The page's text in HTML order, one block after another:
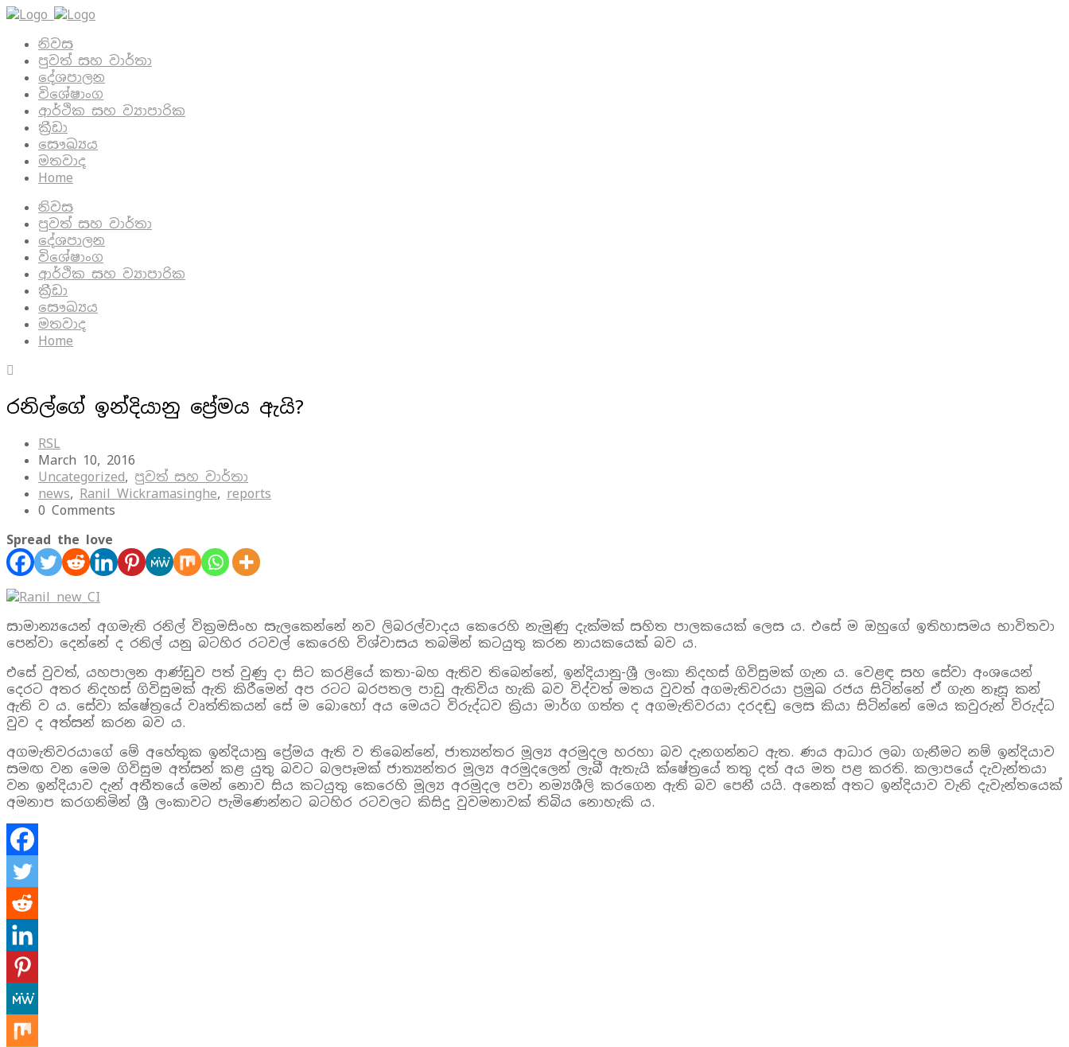
නිවස
පුවත් සහ වාර්තා
දේශපාලන
විශේෂාංග
ආර්ථික සහ ව්‍යාපාරික
ක්‍රීඩා
සෞඛ්‍යය
මතවාද
Home
නිවස
පුවත් සහ වාර්තා
දේශපාලන
විශේෂාංග
ආර්ථික සහ ව්‍යාපාරික
ක්‍රීඩා
සෞඛ්‍යය
මතවාද
Home
රනිල්ගේ ඉන්දියානු ප්‍රේමය ඇයි?
RSL
March 10, 2016
Uncategorized, පුවත් සහ වාර්තා
news, Ranil Wickramasinghe, reports
0 Comments
Spread the love
සාමාන්‍යයෙන් අගමැති රනිල් වික්‍රමසිංහ සැලකෙන්නේ නව ලිබරල්වාදය කෙරෙහි නැමුණු දැක්මක් සහිත පාලකයෙක් ලෙස ය. එසේ ම ඔහුගේ ඉතිහාසමය භාවිතවා
පෙන්වා දෙන්නේ ද රනිල් යනු බටහිර රටවල් කෙරෙහි විශ්වාසය තබමින් කටයුතු කරන නායකයෙක් බව ය.
එසේ වුවත්, යහපාලන ආණ්ඩුව පත් වුණු දා සිට කරළියේ කතා-බහ ඇතිව තිබෙන්නේ, ඉන්දියානු-ශ්‍රී ලංකා නිදහස් ගිවිසුමක් ගැන ය. වෙළඳ සහ සේවා අංශයෙන්
දෙරට අතර නිදහස් ගිවිසුමක් ඇති කිරීමෙන් අප රටට බරපතල පාඩු ඇතිවිය හැකි බව විද්වත් මතය වුවත් අගමැතිවරයා ප්‍රමුඛ රජය සිටින්නේ ඒ ගැන නෑසූ කන්
ඇති ව ය. සේවා ක්ෂේත්‍රයේ වෘත්තිකයන් සේ ම බොහෝ අය මෙයට විරුද්ධව ක්‍රියා මාර්ග ගත්ත ද අගමැතිවරයා දරදඬු ලෙස කියා සිටින්නේ මෙය කවුරුන් විරුද්ධ
වුව ද අත්සන් කරන බව ය.
අගමැතිවරයාගේ මේ අහේතුක ඉන්දියානු ප්‍රේමය ඇති ව තිබෙන්නේ, ජාත්‍යන්තර මූල්‍ය අරමුදල හරහා බව දැනගන්නට ඇත. ණය ආධාර ලබා ගැනීමට නම් ඉන්දියාව
සමඟ වන මෙම ගිවිසුම අත්සන් කළ යුතු බවට බලපෑමක් ජාත්‍යන්තර මූල්‍ය අරමුදලෙන් ලැබී ඇතැයි ක්ෂේත්‍රයේ තතු දත් අය මත පළ කරති. කලාපයේ දැවැන්තයා
වන ඉන්දියාව දැන් අතීතයේ මෙන් නොව සිය කටයුතු කෙරෙහි මූල්‍ය අරමුදල පවා නම්‍යශීලි කරගෙන ඇති බව පෙනී යයි. අනෙක් අතට ඉන්දියාව වැනි දැවැන්තයෙක්
අමනාප කරගනිමින් ශ්‍රී ලංකාවට පැමිණෙන්නට බටහිර රටවලට කිසිදු වුවමනාවක් තිබිය නොහැකි ය.